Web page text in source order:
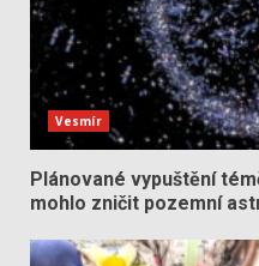
Vesmír
Plánované vypuštění
mohlo zničit pozemní